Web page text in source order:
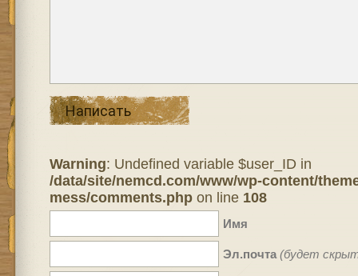
Написать
Warning: Undefined variable $user_ID in
/data/site/nemcd.com/www/wp-content/
mess/comments.phpon line 108
Имя
Эл.почта (будет